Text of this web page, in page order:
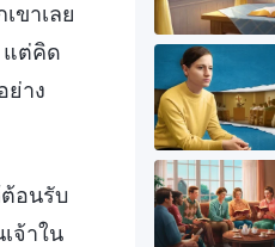
ขาเลย
แต่คิด
ย่าง
ต้อนรับ
จ้าใน